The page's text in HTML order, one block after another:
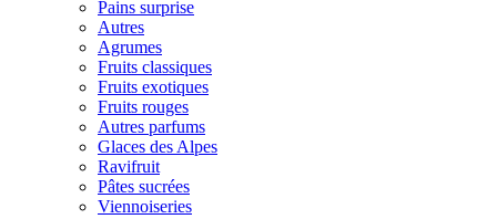
Pains surprise
Autres
Agrumes
Fruits classiques
Fruits exotiques
Fruits rouges
Autres parfums
Glaces des Alpes
Ravifruit
Pâtes sucrées
Viennoiseries